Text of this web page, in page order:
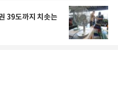
39도까지 치솟는